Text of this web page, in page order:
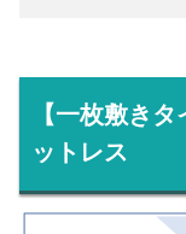
【一枚敷き
ットレス